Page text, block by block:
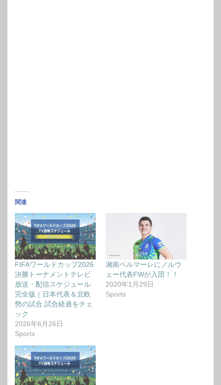
関連
FIFAワールドカップ2026
決勝トーナメントテレビ
放送・配信スケジュール
完全版｜日本代表＆北欧
勢の試合 試合経過をチェ
ック
2026年6月26日
Sports
湘南ベルマーレにノルウ
ェー代表FWが入団！！
2020年1月29日
Sports